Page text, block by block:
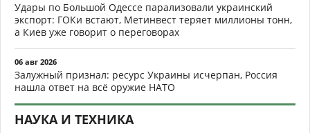
Удары по Большой Одессе парализовали украинский
экспорт: ГОКи встают, Метинвест теряет миллионы тонн,
а Киев уже говорит о переговорах
06 авг 2026
Залужный признал: ресурс Украины исчерпан, Россия
нашла ответ на всё оружие НАТО
НАУКА И ТЕХНИКА